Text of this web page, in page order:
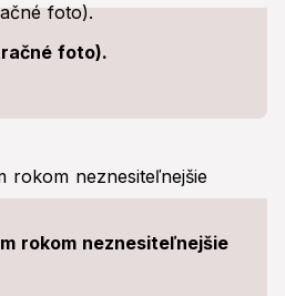
foto).
rokom neznesiteľnejšie